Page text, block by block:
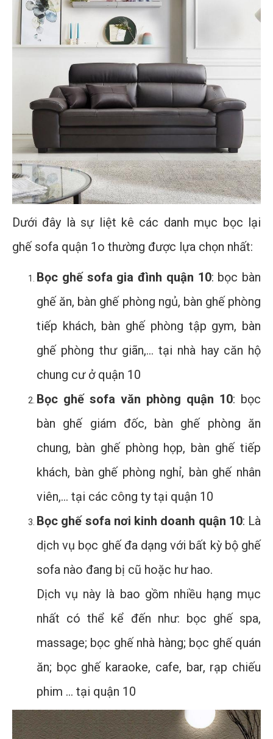
Dưới đây là sự liệt kê các danh mục bọc lại
ghế sofa quận 1o thường được lựa chọn nhất:
Bọc ghế sofa gia đình quận 10: bọc bàn
ghế ăn, bàn ghế phòng ngủ, bàn ghế phòng
tiếp khách, bàn ghế phòng tập gym, bàn
ghế phòng thư giãn,… tại nhà hay căn hộ
chung cư ở quận 10
Bọc ghế sofa văn phòng quận 10: bọc
bàn ghế giám đốc, bàn ghế phòng ăn
chung, bàn ghế phòng họp, bàn ghế tiếp
khách, bàn ghế phòng nghỉ, bàn ghế nhân
viên,… tại các công ty tại quận 10
Bọc ghế sofa nơi kinh doanh quận 10: Là
dịch vụ bọc ghế đa dạng với bất kỳ bộ ghế
sofa nào đang bị cũ hoặc hư hao.
Dịch vụ này là bao gồm nhiều hạng mục
nhất có thể kể đến như: bọc ghế spa,
massage; bọc ghế nhà hàng; bọc ghế quán
ăn; bọc ghế karaoke, cafe, bar, rạp chiếu
phim … tại quận 10